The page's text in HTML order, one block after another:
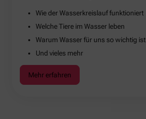
Wie der Wasserkreislauf funktioniert
Welche Tiere im Wasser leben
Warum Wasser für uns so wichtig ist
Und vieles mehr
Mehr erfahren